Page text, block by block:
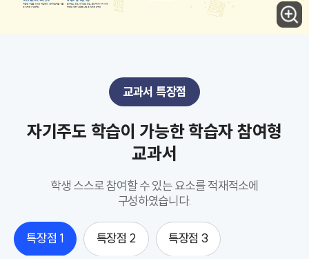
교과서 특장점
자기주도 학습이 가능한 학습자 참여형
교과서
학생 스스로 참여할 수 있는 요소를 적재적소에
구성하였습니다.
특장점 1 특장점 2 특장점 3